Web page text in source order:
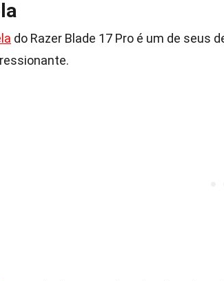
do Razer Blade 17 Pro é um de seus